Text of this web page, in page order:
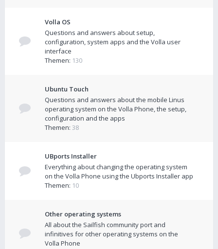
Volla OS
Questions and answers about setup,
configuration, system apps and the Volla user
interface
Themen: 130
Ubuntu Touch
Questions and answers about the mobile Linus
operating system on the Volla Phone, the setup,
configuration and the apps
Themen: 38
UBports Installer
Everything about changing the operating system
on the Volla Phone using the Ubports Installer app
Themen: 10
Other operating systems
All about the Sailfish community port and
infinitives for other operating systems on the
Volla Phone